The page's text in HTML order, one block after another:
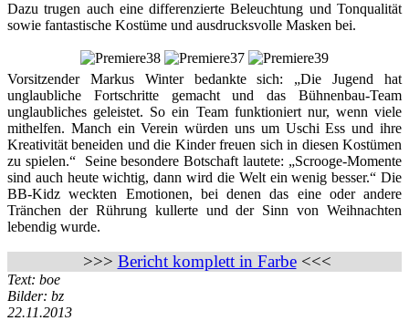
Dazu trugen auch eine differenzierte Beleuchtung und Tonqualität
sowie fantastische Kostüme und ausdrucksvolle Masken bei.
Vorsitzender Markus Winter bedankte sich: „Die Jugend hat
unglaubliche Fortschritte gemacht und das Bühnenbau-Team
unglaubliches geleistet. So ein Team funktioniert nur, wenn viele
mithelfen. Manch ein Verein würden uns um Uschi Ess und ihre
Kreativität beneiden und die Kinder freuen sich in diesen Kostümen
zu spielen.“ Seine besondere Botschaft lautete: „Scrooge-Momente
sind auch heute wichtig, dann wird die Welt ein wenig besser.“ Die
BB-Kidz weckten Emotionen, bei denen das eine oder andere
Tränchen der Rührung kullerte und der Sinn von Weihnachten
lebendig wurde.
>>> Bericht komplett in Farbe<<<
Text: boe
Bilder: bz
22.11.2013